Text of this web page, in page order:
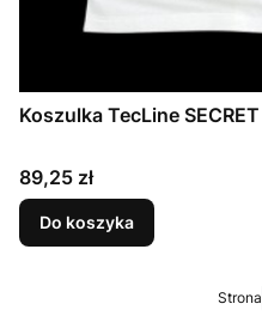
Koszulka TecLine SECRET
Cena
89,25 zł
Do koszyka
Strona